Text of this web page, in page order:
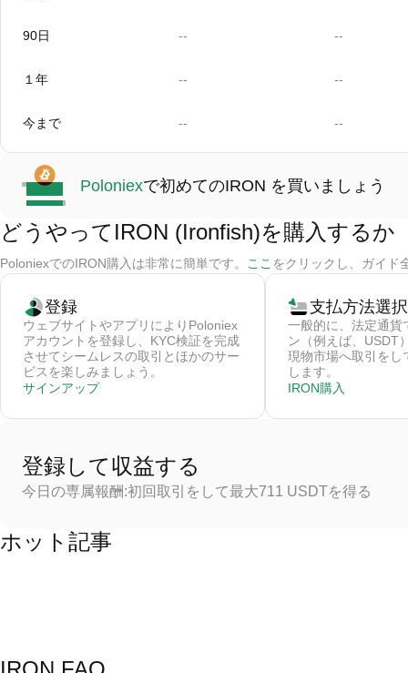
90日 -- --
１年 -- --
今まで -- --
Poloniexで初めてのIRON を買いましょう
どうやってIRON (Ironfish)を購入するか
PoloniexでのIRON購入は非常に簡単です。 ここ をクリックし、ガイド
登録
ウェブサイトやアプリによりPoloniex
アカウントを登録し、KYC検証を完成
させてシームレスの取引とほかのサー
ビスを楽しみましょう。
サインアップ
支払方法選択
一般的に、法定通貨
ン（例えば、USDT
現物市場へ取引をし
します。
IRON購入
登録して収益する
今日の専属報酬:初回取引をして最大711 USDTを得る
ホット記事